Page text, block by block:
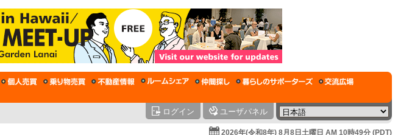
ログイン ユーザパネル
2026年(令和8年) 8月8日土曜日 AM 10時49分 (PDT)